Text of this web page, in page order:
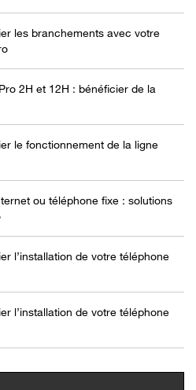
les branchements avec votre
2H et 12H : bénéficier de la
le fonctionnement de la ligne
ou téléphone fixe : solutions
l’installation de votre téléphone
l’installation de votre téléphone